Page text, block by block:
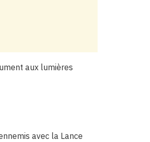
aux lumières
avec la Lance